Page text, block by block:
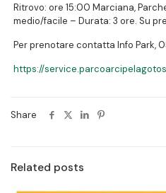
Ritrovo: ore 15:00 Marciana,
medio/facile – Durata: 3 ore. Su
Per prenotare contatta Info Park,
https://
Share
Related posts